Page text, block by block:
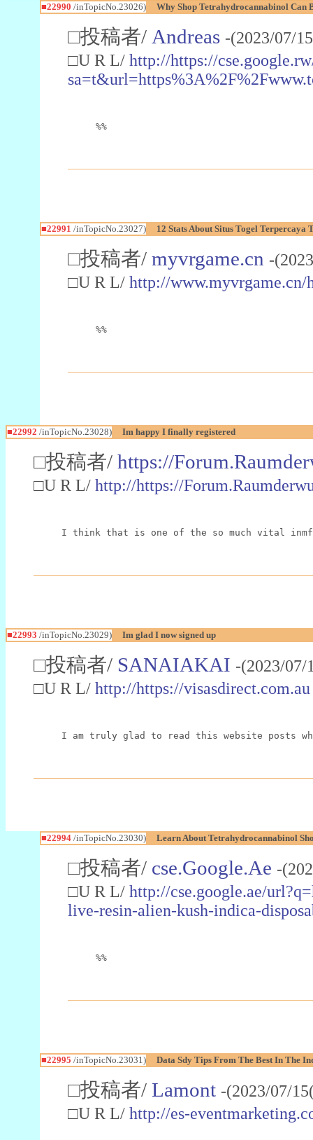
■22990 /inTopicNo.23026) Why Shop Tetrahydrocannabinol Can
□投稿者/ Andreas -(2023/07/
□U R L/ http://https://
%%
■22991 /inTopicNo.23027) 12 Stats About Situs Togel Terpercaya
□投稿者/ myvrgame.cn -
□U R L/ http://www.myvrgame.cn/
%%
■22992 /inTopicNo.23028) Im happy I finally registered
□投稿者/ https://
□U R L/ http://https://
I think that is one of the so much vital
■22993 /inTopicNo.23029) Im glad I now signed up
□投稿者/ SANAIAKAI -(2023/
□U R L/ http://https://visasdirect.com.au
I am truly glad to read this website posts
■22994/inTopicNo.23030) Learn About Tetrahydrocannabinol
□投稿者/ cse.Google.Ae -
□U R L/ http://cse.google.ae/
live-resin-alien-kush-indica-
%%
■22995 /inTopicNo.23031) Data Sdy Tips From The Best In The
□投稿者/ Lamont -(2023/07/
□U R L/ http://es-